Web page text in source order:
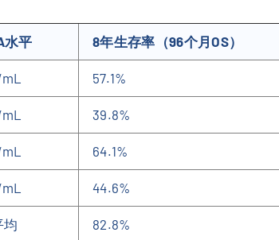
水平 8年生存率（96个月OS）
57.1%
39.8%
64.1%
44.6%
均 82.8%